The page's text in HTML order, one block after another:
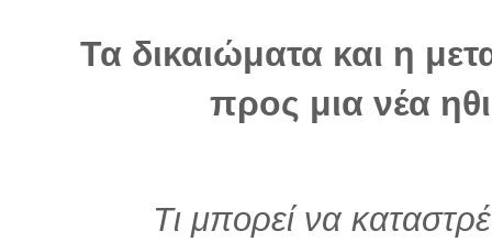
Τα δικαιώματα και η
προς μια νέα
Τι μπορεί να